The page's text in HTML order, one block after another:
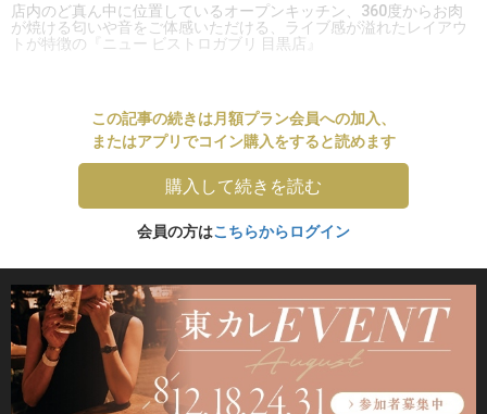
店内のど真ん中に位置しているオープンキッチン、360度からお肉
が焼ける匂いや音をご体感いただける、ライブ感が溢れたレイアウ
トが特徴の『ニュー ビストロガブリ 目黒店』
この記事の続きは月額プラン会員への加入、
またはアプリでコイン購入をすると読めます
購入して続きを読む
会員の方はこちらからログイン